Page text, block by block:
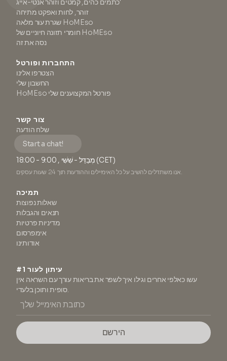
כתמים כהים, קמטים וזוהר אנטי-אייג'
זוהר, לחות ואפקט מתיחה
שגרת עור מלאה HoMEso
חומרי תזונה חיוניים של HoMEso
נסה את זה
התחברות ופורטל
הצטרפו אלינו
החשבון שלי
HoMEso פורטל המקצוענים שלי
צור קשר
שלח הודעה
Start a chat!
מְבַדֵּל - שִׁשִּׁי , 9:00 - 18:00 (CET)
אנו משתדלים להשיב על כל האימיילים וההודעות תוך 24 שעות עסקים.
תמיכה
שאלות נפוצות
תנאים והגבלות
מדיניות פרטיות
אימפרסום
אודותינו
#1 עיתון לעור
עשו כאלפי אחרים וגילו איך לשפר את בריאות עורך עם השראה אין
סופית ותוכן בלעדי.
הירשם